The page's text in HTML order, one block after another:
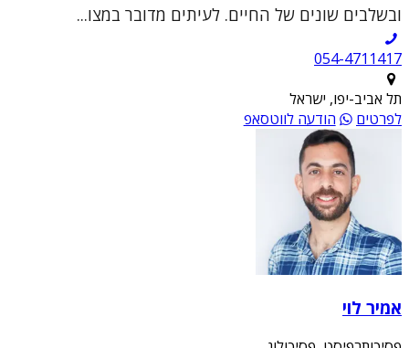
ובשלבים שונים של החיים. לעיתים מדובר במצו...
054-4711417
תל אביב-יפו, ישראל
לפרטים
הודעה לווטסאפ
אמיר לוי